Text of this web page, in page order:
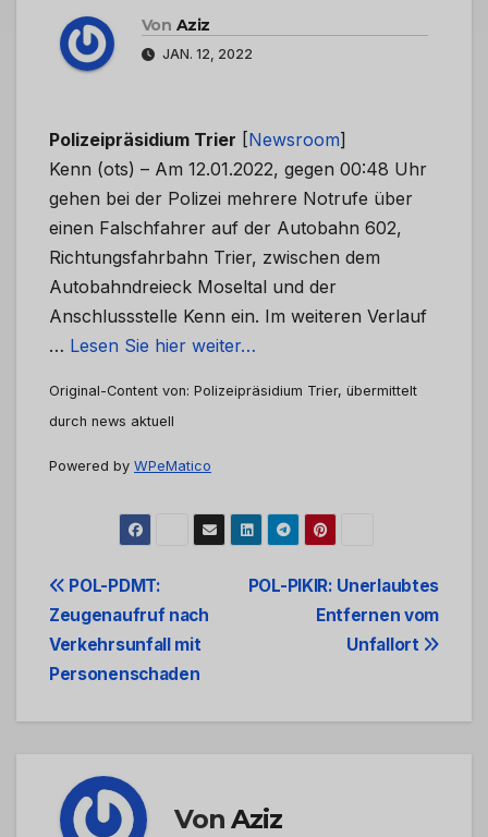
Von Aziz
JAN. 12, 2022
Polizeipräsidium Trier [Newsroom]
Kenn (ots) – Am 12.01.2022, gegen 00:48 Uhr
gehen bei der Polizei mehrere Notrufe über
einen Falschfahrer auf der Autobahn 602,
Richtungsfahrbahn Trier, zwischen dem
Autobahndreieck Moseltal und der
Anschlussstelle Kenn ein. Im weiteren Verlauf
… Lesen Sie hier weiter…
Original-Content von: Polizeipräsidium Trier, übermittelt
durch news aktuell
Powered by WPeMatico
Beitrags-
Navigation
POL-PIKIR: Unerlaubtes
Entfernen vom
Unfallort
POL-PDMT:
Zeugenaufruf nach
Verkehrsunfall mit
Personenschaden
VonAziz